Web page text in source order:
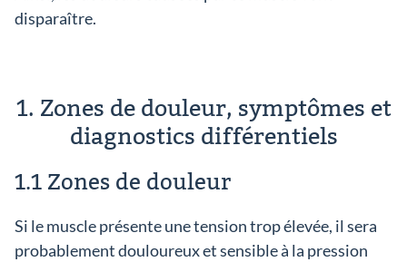
disparaître.
1. Zones de douleur, symptômes et
diagnostics différentiels
1.1 Zones de douleur
Si le muscle présente une tension trop élevée, il sera
probablement douloureux et sensible à la pression